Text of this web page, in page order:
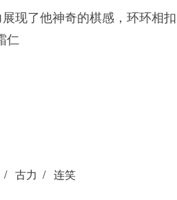
现了他神奇的棋感，环环相
仁
/ 古力 / 连笑